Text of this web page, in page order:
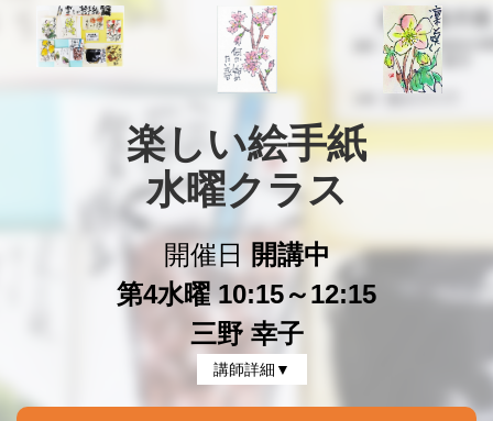
楽しい絵手紙
水曜クラス
開催日
開講中
第4水曜 10:15～12:15
三野 幸子
講師詳細▼